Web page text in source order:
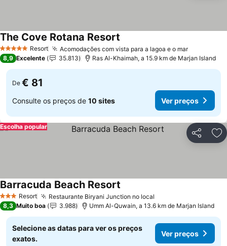
5 Estrelas Resort Acomodações com vista para a lagoa e o mar
The Cove Rotana Resort
8,9 Excelente 35.813 Ras Al-Khaimah, a 15.9 km de Marjan Island
De € 81
Consulte os preços de 10 sites Ver preços
Partilhar
Escolha popular
3 EstrelasResort Restaurante Biryani Junction no local
Barracuda Beach Resort
8,3 Muito boa 3.988 Umm Al-Quwain, a 13.6 km de Marjan Island
Selecione as datas para ver os preços
exatos.
Ver preços